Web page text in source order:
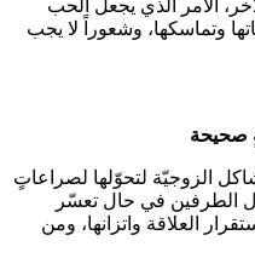
الأمر الذي يجعل الحب
وتماسكها، وشعوراً لا يجب
صحيحة
الزوجيّة لتحوّلها لصراعاتٍ
الطرفين في حال تعسّر
العلاقة واتزانها، ومن